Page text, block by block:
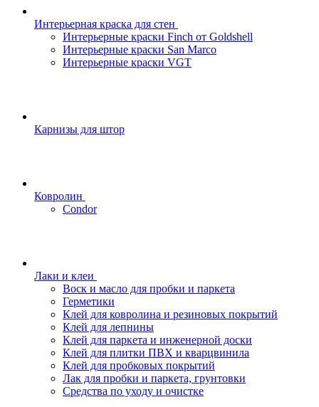
Интерьерная краска для стен
Интерьерные краски Finch от Goldshell
Интерьерные краски San Marco
Интерьерные краски VGT
Карнизы для штор
Ковролин
Condor
Лаки и клеи
Воск и масло для пробки и паркета
Герметики
Клей для ковролина и резиновых покрытий
Клей для лепнины
Клей для паркета и инженерной доски
Клей для плитки ПВХ и кварцвинила
Клей для пробковых покрытий
Лак для пробки и паркета, грунтовки
Средства по уходу и очистке